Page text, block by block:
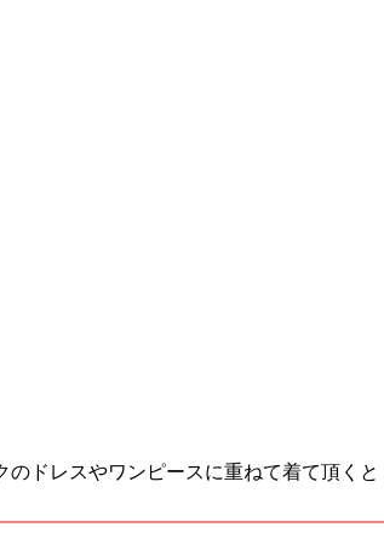
のドレスやワンピースに重ねて着て頂くと